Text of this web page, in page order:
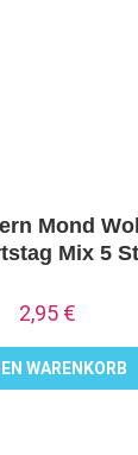
Mond
Mix 5
2,95 €
WARENKORB